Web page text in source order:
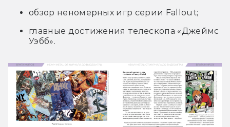
обзор неномерных игр серии Fallout;
главные достижения телескопа «Джеймс
Уэбб».